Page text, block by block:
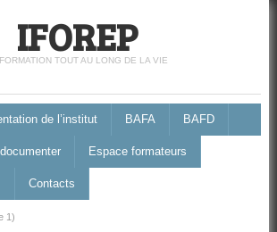
IFOREP
TOUT AU LONG DE LA VIE
de l’institut BAFA BAFD
Espace formateurs
Contacts
1)